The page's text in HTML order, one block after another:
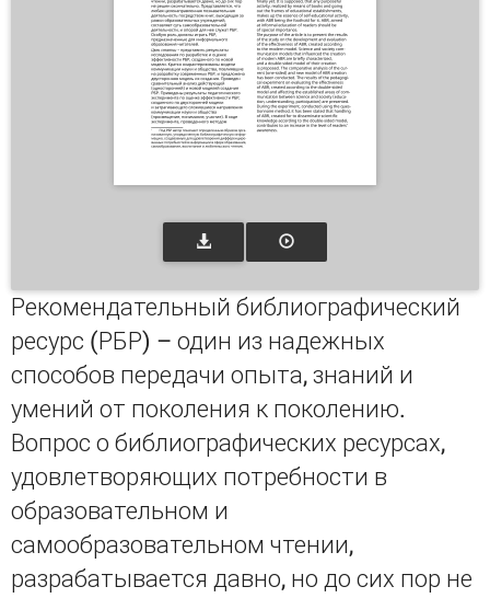
Рекомендательный библиографический
ресурс (РБР) – один из надежных
способов передачи опыта, знаний и
умений от поколения к поколению.
Вопрос о библиографических ресурсах,
удовлетворяющих потребности в
образовательном и
самообразовательном чтении,
разрабатывается давно, но до сих пор не